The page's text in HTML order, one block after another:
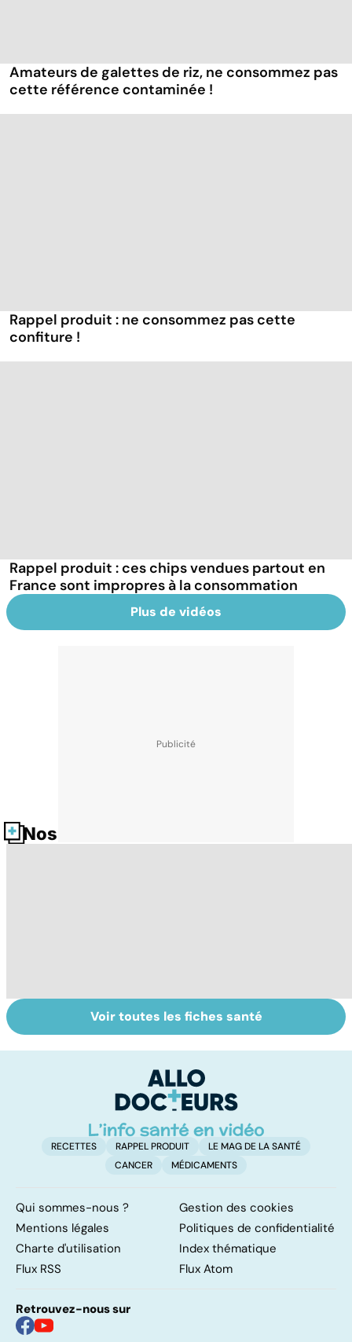
Amateurs de galettes de riz, ne consommez pas
cette référence contaminée !
Rappel produit : ne consommez pas cette
confiture !
Rappel produit : ces chips vendues partout en
France sont impropres à la consommation
Plus de vidéos
Nos fiches santé
Tout savoir sur
les infections
Inflammation des
amygdales : que
d'angine ?
Voir toutes les fiches santé
RECETTES RAPPEL PRODUIT
LE MAG DE LA SANTÉ
CANCER
MÉDICAMENTS
Qui sommes-nous ?
Gestion des cookies
Mentions légales
Politiques de confidentialité
Charte d'utilisation
Index thématique
Flux RSS
Flux Atom
Retrouvez-nous sur